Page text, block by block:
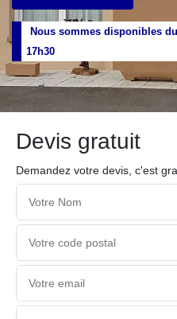
Nous sommes disponibles
17h30
Devis gratuit
Demandez votre devis, c'est